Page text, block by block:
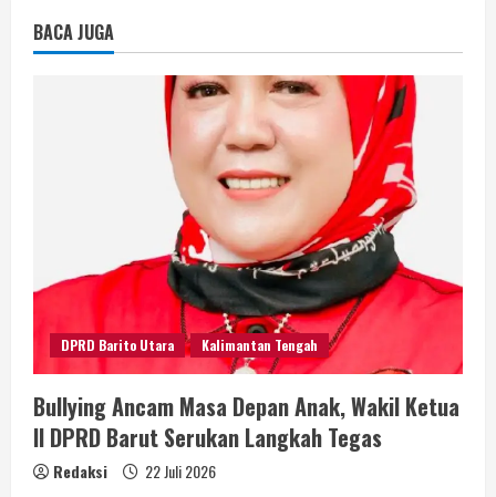
BACA JUGA
DPRD Barito Utara Kalimantan Tengah
Bullying Ancam Masa Depan Anak, Wakil Ketua
II DPRD Barut Serukan Langkah Tegas
Redaksi 22 Juli 2026